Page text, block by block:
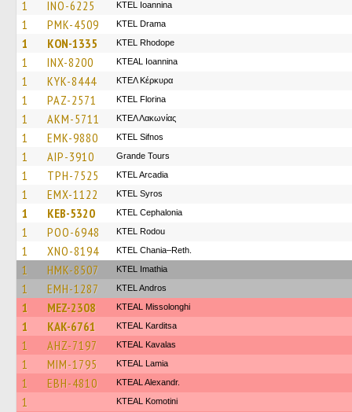
1 INO-6225 KTEL Ioannina
1 PMK-4509 KTEL Drama
1 KON-1335 KTEL Rhodope
1 INX-8200 KTEAL Ioannina
1 KYK-8444 ΚΤΕΛ Κέρκυρα
1 PAZ-2571 KTEL Florina
1 AKM-5711 ΚΤΕΛ Λακωνίας
1 EMK-9880 KTEL Sifnos
1 AIP-3910 Grande Tours
1 TPH-7525 KTEL Arcadia
1 EMX-1122 KTEL Syros
1 KEB-5320 KTEL Cephalonia
1 POO-6948 ΚΤΕL Rodou
1 XNO-8194 KTEL Chania–Reth.
1 HMK-8507 KTEL Imathia
1 EMH-1287 KTEL Andros
1 MEZ-2308 KTEAL Missolonghi
1 KAK-6761 KTEAL Karditsa
1 AHZ-7197 KTEAL Kavalas
1 MIM-1795 KTEAL Lamia
1 EBH-4810 KTEAL Alexandr.
1 KTEAL Komotini